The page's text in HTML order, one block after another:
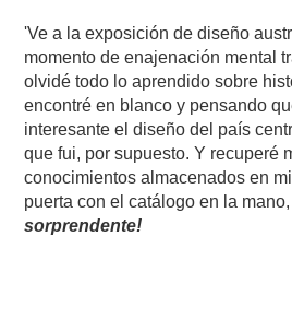
'Ve a la exposición de diseño
momento de enajenación mental
olvidé todo lo aprendido sobre
encontré en blanco y pensando
interesante el diseño del país
que fui, por supuesto. Y recuperé
conocimientos almacenados en
puerta con el catálogo en la
sorprendente!